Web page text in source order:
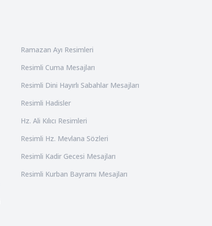
Ramazan Ayı Resimleri
Resimli Cuma Mesajları
Resimli Dini Hayırlı Sabahlar Mesajları
Resimli Hadisler
Hz. Ali Kılıcı Resimleri
Resimli Hz. Mevlana Sözleri
Resimli Kadir Gecesi Mesajları
Resimli Kurban Bayramı Mesajları